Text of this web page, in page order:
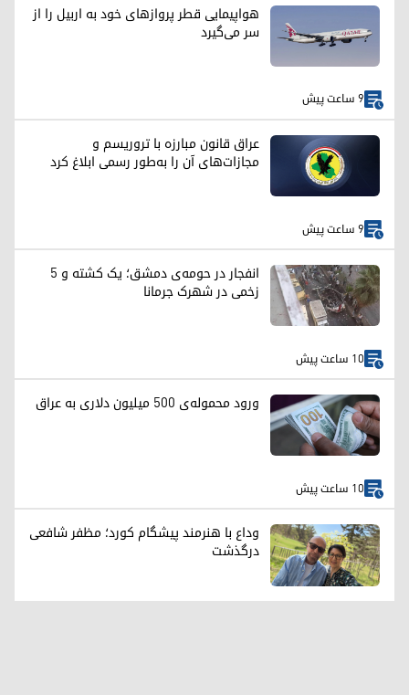
هواپیمایی قطر پروازهای خود به اربیل را از
سر می‌گیرد
9 ساعت پیش
عراق قانون مبارزه با تروریسم و
مجازات‌های آن را به‌طور رسمی ابلاغ کرد
9 ساعت پیش
انفجار در حومه‌ی دمشق؛ یک کشته و ۵
زخمی در شهرک جرمانا
10 ساعت پیش
ورود محموله‌ی ۵۰۰ میلیون دلاری به عراق
10 ساعت پیش
وداع با هنرمند پیشگام کورد؛ مظفر شافعی
درگذشت